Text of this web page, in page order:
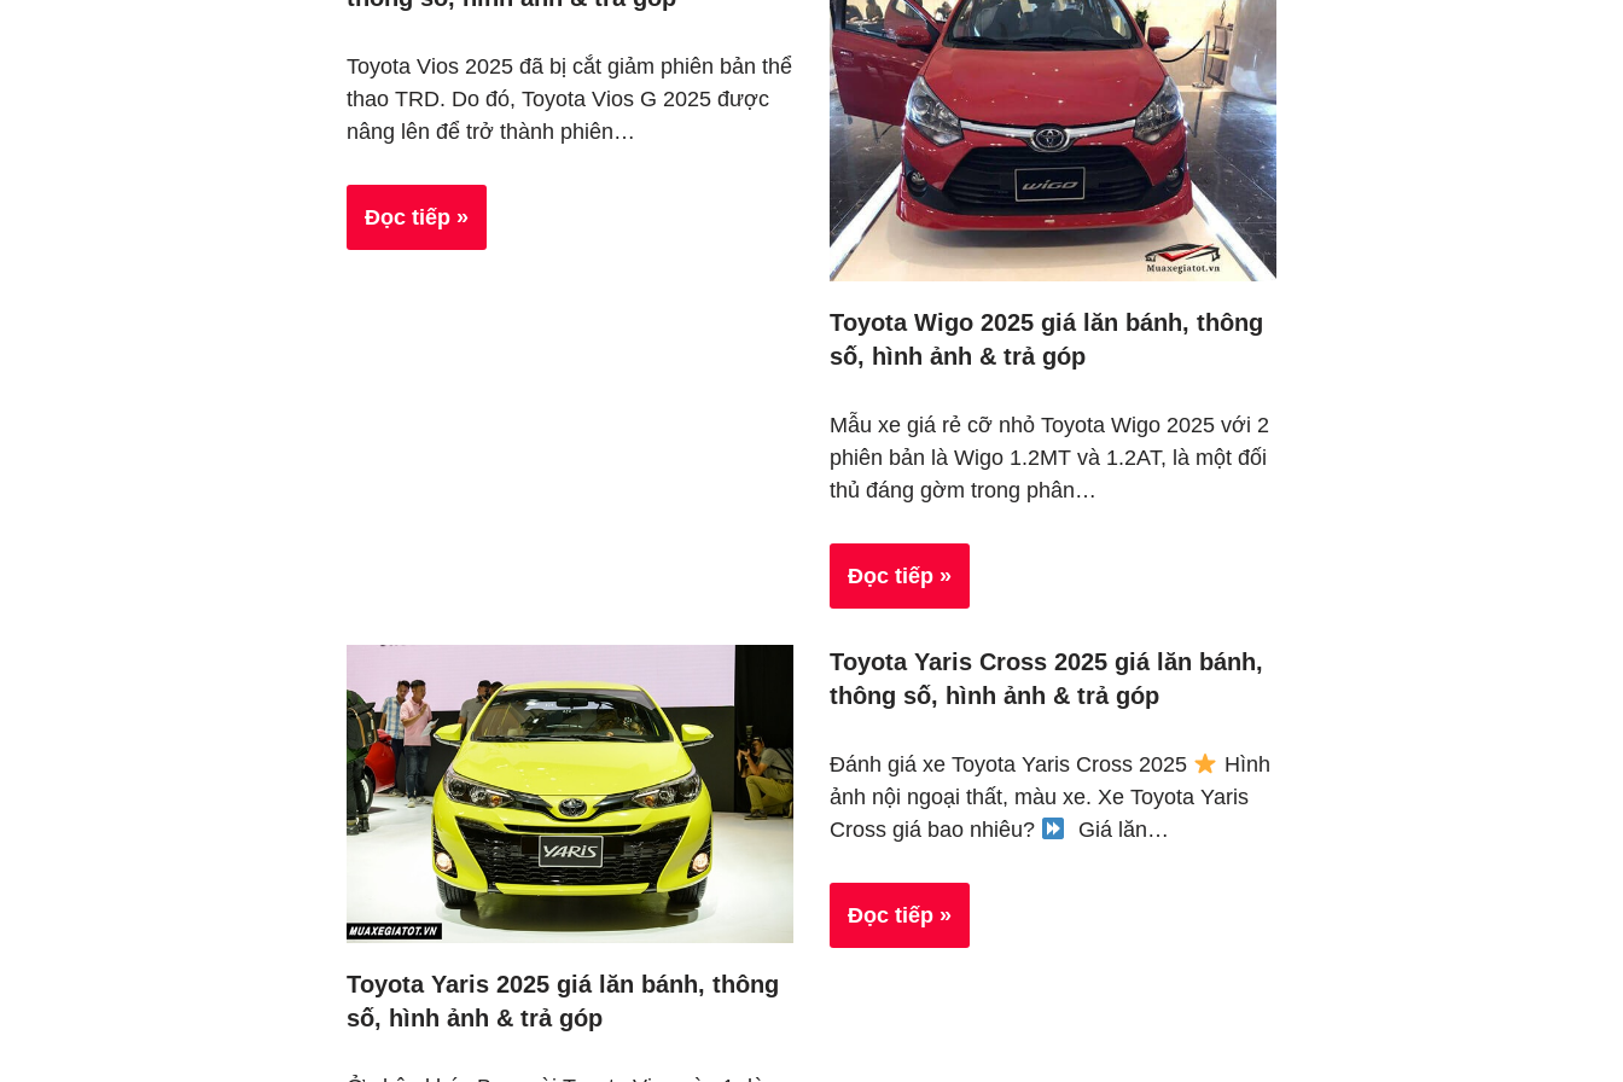
Toyota Vios 2025 đã bị cắt giảm phiên bản thể
thao TRD. Do đó, Toyota Vios G 2025 được
nâng lên để trở thành phiên…
Đọc tiếp »
Toyota Wigo 2025 giá lăn bánh, thông
số, hình ảnh & trả góp
Mẫu xe giá rẻ cỡ nhỏ Toyota Wigo 2025 với 2
phiên bản là Wigo 1.2MT và 1.2AT, là một đối
thủ đáng gờm trong phân…
Đọc tiếp »
Toyota Yaris 2025 giá lăn bánh, thông
số, hình ảnh & trả góp
Toyota Yaris Cross 2025 giá lăn bánh,
thông số, hình ảnh & trả góp
Đánh giá xe Toyota Yaris Cross 2025
Hình
ảnh nội ngoại thất, màu xe. Xe Toyota Yaris
Cross giá bao nhiêu?
Giá lăn…
Đọc tiếp »